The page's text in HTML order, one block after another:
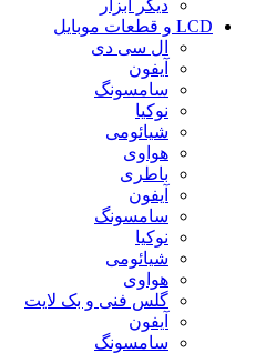
دیگر ابزار
LCD و قطعات موبایل
ال سی دی
آیفون
سامسونگ
نوکیا
شیائومی
هواوی
باطری
آیفون
سامسونگ
نوکیا
شیائومی
هواوی
گلس فنی و بک لایت
آیفون
سامسونگ